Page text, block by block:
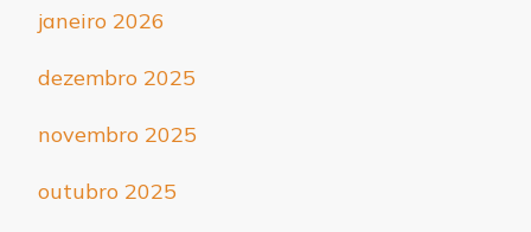
janeiro 2026
dezembro 2025
novembro 2025
outubro 2025